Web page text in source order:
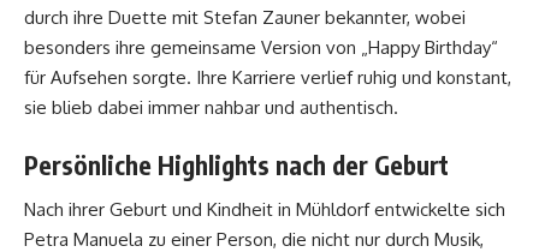
durch ihre Duette mit Stefan Zauner bekannter, wobei
besonders ihre gemeinsame Version von „Happy Birthday“
für Aufsehen sorgte. Ihre Karriere verlief ruhig und konstant,
sie blieb dabei immer nahbar und authentisch.
Persönliche Highlights nach der Geburt
Nach ihrer Geburt und Kindheit in Mühldorf entwickelte sich
Petra Manuela zu einer Person, die nicht nur durch Musik,